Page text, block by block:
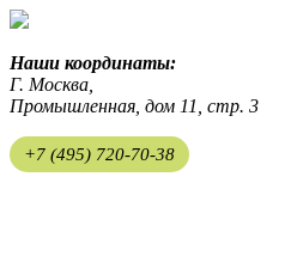
Наши координаты:
Г. Москва,
Промышленная, дом 11, стр. 3
+7 (495) 720-70-38